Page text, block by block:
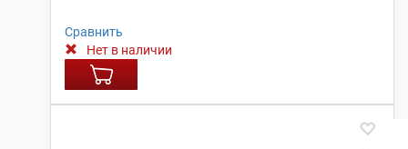
Сравнить
Нет в наличии